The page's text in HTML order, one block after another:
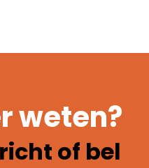
weten?
of bel